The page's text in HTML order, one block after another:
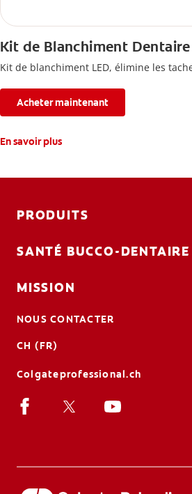
Kit de Blanchiment Dentaire
Kit de blanchiment LED, élimine les
Acheter maintenant
En savoir plus
PRODUITS
SANTÉ BUCCO-DENTAIRE
MISSION
NOUS CONTACTER
CH (FR)
Colgateprofessional.ch